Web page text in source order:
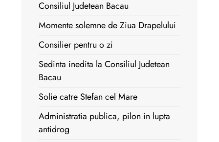
Consiliul Judetean Bacau
Momente solemne de Ziua Drapelului
Consilier pentru o zi
Sedinta inedita la Consiliul Judetean
Bacau
Solie catre Stefan cel Mare
Administratia publica, pilon in lupta
antidrog